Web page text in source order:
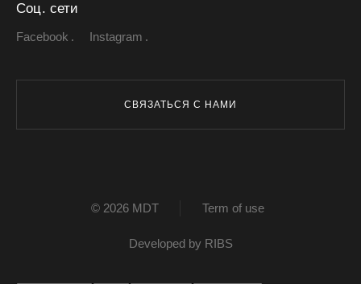
Соц. сети
Facebook Instagram
СВЯЗАТЬСЯ С НАМИ
© 2026 MDT Term of use
Developed by RIBS